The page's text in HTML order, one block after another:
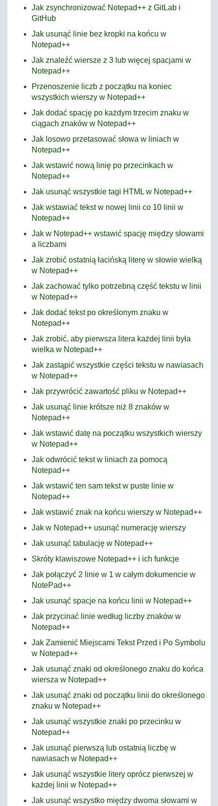
Jak zsynchronizować Notepad++ z GitLab i
GitHub
Jak usunąć linie bez kropki na końcu w
Notepad++
Jak znaleźć wiersze z 3 lub więcej spacjami w
Notepad++
Przenoszenie liczb z początku na koniec
wszystkich wierszy w Notepad++
Jak dodać spację po każdym trzecim znaku w
ciągach znaków w Notepad++
Jak losowo przetasować słowa w liniach w
Notepad++
Jak wstawić nową linię po przecinkach w
Notepad++
Jak usunąć wszystkie tagi HTML w Notepad++
Jak wstawiać tekst w nowej linii co 10 linii w
Notepad++
Jak w Notepad++ wstawić spację między słowami
a liczbami
Jak zrobić ostatnią łacińską literę w słowie wielką
w Notepad++
Jak zachować tylko potrzebną część tekstu w linii
w Notepad++
Jak dodać tekst po określonym znaku w
Notepad++
Jak zrobić, aby pierwsza litera każdej linii była
wielka w Notepad++
Jak zastąpić wszystkie części tekstu w nawiasach
w Notepad++
Jak przywrócić zawartość pliku w Notepad++
Jak usunąć linie krótsze niż 8 znaków w
Notepad++
Jak wstawić datę na początku wszystkich wierszy
w Notepad++
Jak odwrócić tekst w liniach za pomocą
Notepad++
Jak wstawić ten sam tekst w puste linie w
Notepad++
Jak wstawić znak na końcu wierszy w Notepad++
Jak w Notepad++ usunąć numerację wierszy
Jak usunąć tabulację w Notepad++
Skróty klawiszowe Notepad++ i ich funkcje
Jak połączyć 2 linie w 1 w całym dokumencie w
NotePad++
Jak usunąć spacje na końcu linii w Notepad++
Jak przycinać linie według liczby znaków w
Notepad++
Jak Zamienić Miejscami Tekst Przed i Po Symbolu
w Notepad++
Jak usunąć znaki od określonego znaku do końca
wiersza w Notepad++
Jak usunąć znaki od początku linii do określonego
znaku w Notepad++
Jak usunąć wszystkie znaki po przecinku w
Notepad++
Jak usunąć pierwszą lub ostatnią liczbę w
nawiasach w Notepad++
Jak usunąć wszystkie litery oprócz pierwszej w
każdej linii w Notepad++
Jak usunąć wszystko między dwoma słowami w